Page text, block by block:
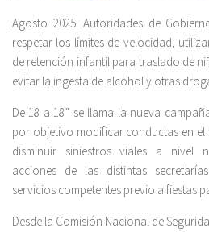
Agosto 2025: Autoridades de
respetar los límites de velocidad,
de retención infantil para traslado de
evitar la ingesta de alcohol y otras
De 18 a 18” se llama la nueva
por objetivo modificar conductas en
disminuir siniestros viales a nivel
acciones de las distintas
servicios competentes previo a fiestas
Desde la Comisión Nacional de